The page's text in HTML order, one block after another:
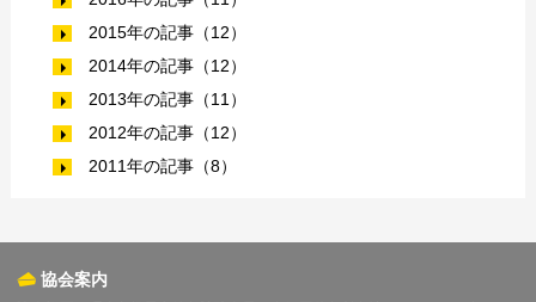
2015年の記事（12）
2014年の記事（12）
2013年の記事（11）
2012年の記事（12）
2011年の記事（8）
協会案内